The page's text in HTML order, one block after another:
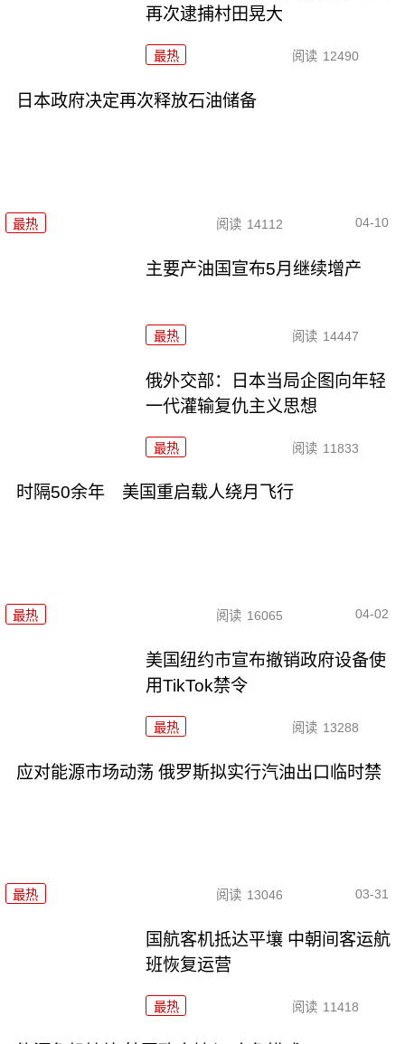
再次逮捕村田晃大
最热 阅读 12490
日本政府决定再次释放石油储备
最热 阅读 14112 04-10
主要产油国宣布5月继续增产
最热 阅读 14447
俄外交部：日本当局企图向年轻
一代灌输复仇主义思想
最热 阅读 11833
时隔50余年 美国重启载人绕月飞行
最热 阅读 16065 04-02
美国纽约市宣布撤销政府设备使
用TikTok禁令
最热 阅读 13288
应对能源市场动荡 俄罗斯拟实行汽油出口临时禁
最热 阅读 13046 03-31
国航客机抵达平壤 中朝间客运航
班恢复运营
最热 阅读 11418